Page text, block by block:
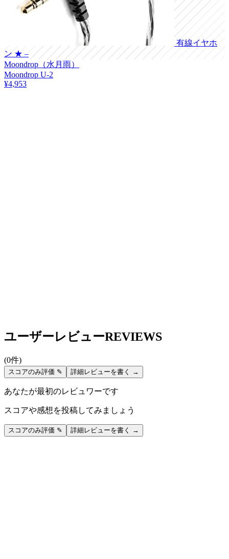
有線イヤホ
ン ★ –
Moondrop（水月雨）
Moondrop U-2
¥4,953
ユーザーレビューREVIEWS
(0件)
スコアのみ評価 ✎ 詳細レビューを書く →
あなたが最初のレビュワーです
スコアや感想を投稿してみましょう
スコアのみ評価 ✎ 詳細レビューを書く →